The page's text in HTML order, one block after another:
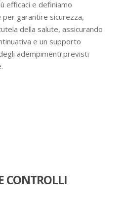
efficaci e definiamo
garantire sicurezza,
della salute, assicurando
e un supporto
adempimenti previsti
CONTROLLI